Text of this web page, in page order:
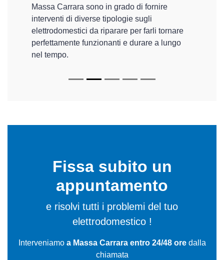
Massa Carrara sono in grado di fornire
interventi di diverse tipologie sugli
elettrodomestici da riparare per farli tornare
perfettamente funzionanti e durare a lungo
nel tempo.
Fissa subito un
appuntamento
e risolvi tutti i problemi del tuo
elettrodomestico !
Interveniamo a Massa Carrara entro 24/48 oredalla
chiamata